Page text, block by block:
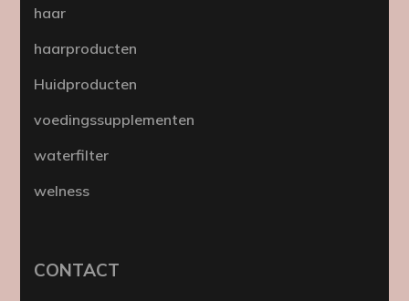
haar
haarproducten
Huidproducten
voedingssupplementen
waterfilter
welness
CONTACT